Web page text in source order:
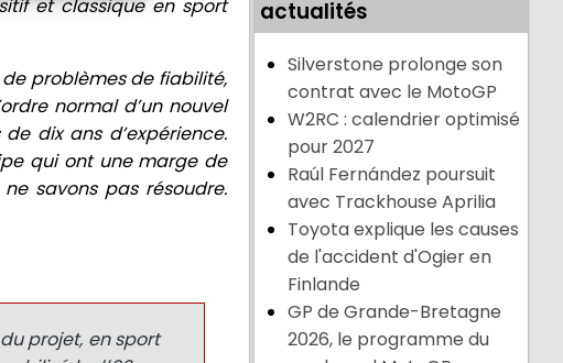
et classique en sport
problèmes de fiabilité,
normal d’un nouvel
dix ans d’expérience.
qui ont une marge de
savons pas résoudre.
projet, en sport
actualités
Silverstone prolonge son
contrat avec le MotoGP
W2RC : calendrier optimisé
pour 2027
Raúl Fernández poursuit
avec Trackhouse Aprilia
Toyota explique les causes
de l'accident d'Ogier en
Finlande
GP de Grande-Bretagne
2026, le programme du